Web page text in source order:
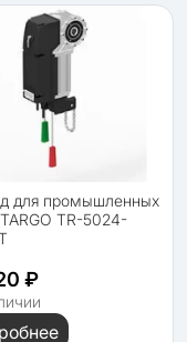
для промышленных
TR-5024-
₽